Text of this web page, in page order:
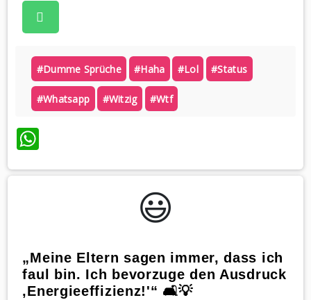
#dumme Sprüche #haha #lol #status
#whatsapp #witzig #wtf
WhatsApp
😃️
„Meine Eltern sagen immer, dass ich
faul bin. Ich bevorzuge den Ausdruck
‚Energieeffizienz!'“ 🛋️💡